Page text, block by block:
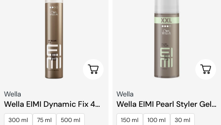
Scegli Le Opzioni
Venditore:
Wella
Wella EIMI Dynamic Fix 45
Sec Spray Per L'artigianato
300 ml 75 ml 500 ml
Venditore:
Wella
Wella EIMI Pearl Styler Gel
Modellante
150 ml 100 ml 30 ml